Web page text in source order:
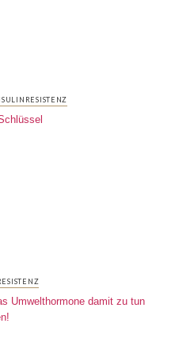
Umwelthormone damit zu tun